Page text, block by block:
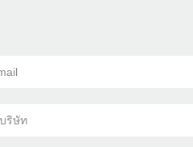
ริษัท